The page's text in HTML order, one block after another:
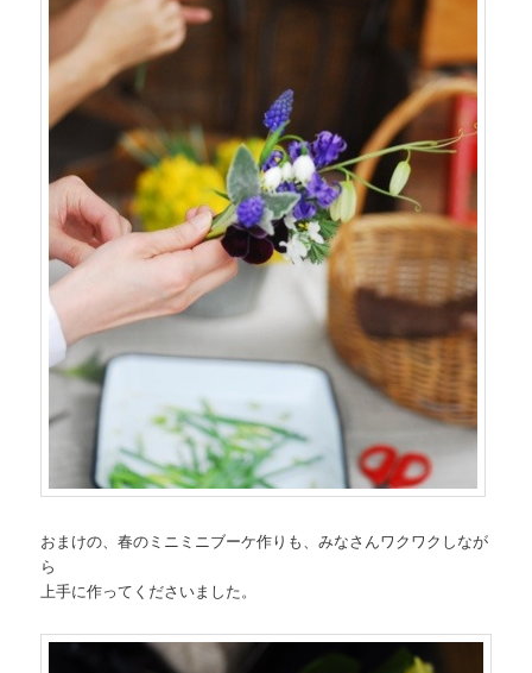
おまけの、春のミニミニブーケ作りも、みなさんワクワクしなが
ら
上手に作ってくださいました。